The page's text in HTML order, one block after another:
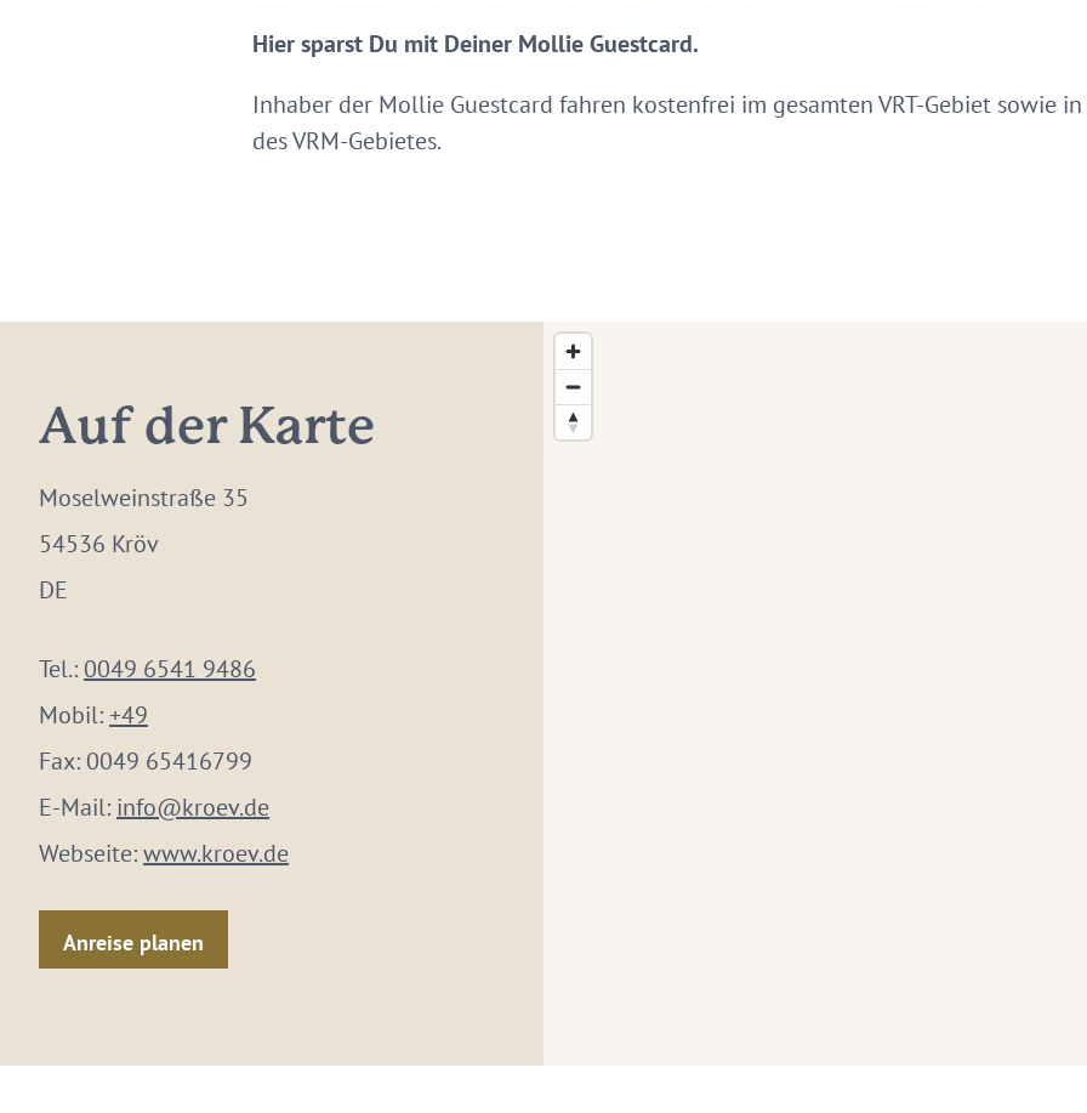
Hier sparst Du mit Deiner Mollie Guestcard.
Inhaber der Mollie Guestcard fahren kostenfrei im gesamten VRT-Gebiet sowie
des VRM-Gebietes.
Auf der Karte
Moselweinstraße 35
54536 Kröv
DE
Tel.: 0049 6541 9486
Mobil:+49
Fax: 0049 65416799
E-Mail: info@kroev.de
Webseite:www.kroev.de
Anreise planen